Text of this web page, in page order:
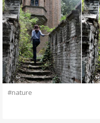
#nature